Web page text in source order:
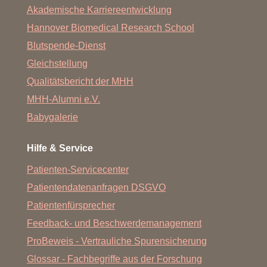
Mundhygiene, die Empfehlung geeigneter
Speisesalz, Zahnpaste u. Ä.) und gegebenenfalls die
Verordnung von Fluoridtabletten. Sollte bereits Karies
vorhanden sein, sollte diese so früh wie möglich
behandelt werden.
Akademische Karriereentwicklung
Hannover Biomedical Research School
Blutspende-Dienst
Gleichstellung
Qualitätsbericht der MHH
MHH-Alumni e.V.
Babygalerie
Hilfe & Service
Patienten-Servicecenter
Patientendatenanfragen DSGVO
Patientenfürsprecher
Feedback- und Beschwerdemanagement
ProBeweis - Vertrauliche Spurensicherung
Glossar - Fachbegriffe aus der Forschung